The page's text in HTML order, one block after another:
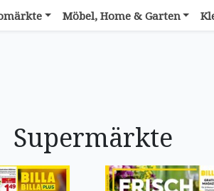
Möbel, Home & Garten
Supermärkte